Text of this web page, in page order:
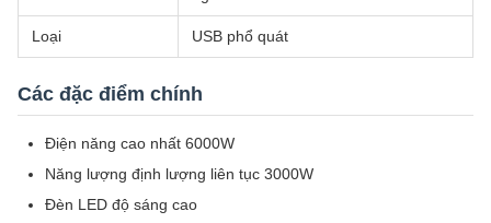
Loại USB phổ quát
Các đặc điểm chính
Điện năng cao nhất 6000W
Năng lượng định lượng liên tục 3000W
Đèn LED độ sáng cao